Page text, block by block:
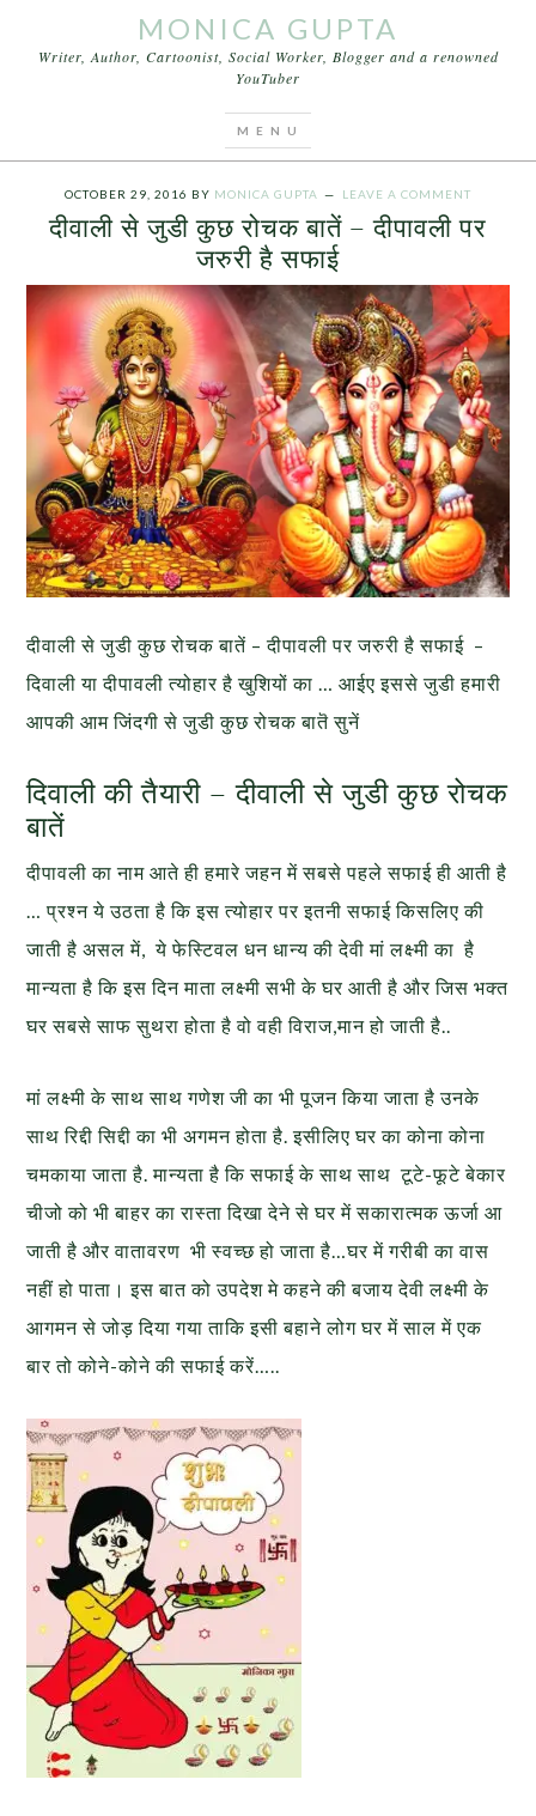
MONICA GUPTA
Writer, Author, Cartoonist, Social Worker, Blogger and a renowned
YouTuber
OCTOBER 29, 2016 BY MONICA GUPTA LEAVE A COMMENT
दीवाली से जुडी कुछ रोचक बातें – दीपावली पर
जरुरी है सफाई
दीवाली से जुडी कुछ रोचक बातें – दीपावली पर जरुरी है सफाई –
दिवाली या दीपावली त्योहार है खुशियों का … आईए इससे जुडी हमारी
आपकी आम जिंदगी से जुडी कुछ रोचक बातॆ सुनें
दिवाली की तैयारी – दीवाली से जुडी कुछ रोचक
बातें
दीपावली का नाम आते ही हमारे जहन में सबसे पहले सफाई ही आती है
… प्रश्न ये उठता है कि इस त्योहार पर इतनी सफाई किसलिए की
जाती है असल में, ये फेस्टिवल धन धान्य की देवी मां लक्ष्मी का है
मान्यता है कि इस दिन माता लक्ष्मी सभी के घर आती है और जिस भक्त
घर सबसे साफ सुथरा होता है वो वही विराज,मान हो जाती है..
मां लक्ष्मी के साथ साथ गणेश जी का भी पूजन किया जाता है उनके
साथ रिद्दी सिद्दी का भी अगमन होता है. इसीलिए घर का कोना कोना
चमकाया जाता है. मान्यता है कि सफाई के साथ साथ टूटे-फूटे बेकार
चीजो को भी बाहर का रास्ता दिखा देने से घर में सकारात्मक ऊर्जा आ
जाती है और वातावरण भी स्वच्छ हो जाता है…घर में गरीबी का वास
नहीं हो पाता। इस बात को उपदेश मे कहने की बजाय देवी लक्ष्मी के
आगमन से जोड़ दिया गया ताकि इसी बहाने लोग घर में साल में एक
बार तो कोने-कोने की सफाई करें…..